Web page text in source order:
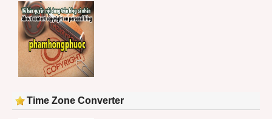
Time Zone Converter